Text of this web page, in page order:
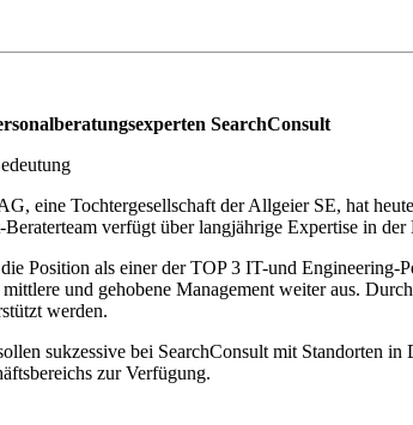
SearchConsult
eine Tochtergesellschaft der Allgeier SE, hat
verfügt über langjährige Expertise in
Position als einer der TOP 3 IT-und
und gehobene Management weiter aus.
werden.
sukzessive bei SearchConsult mit Standorten
zur Verfügung.